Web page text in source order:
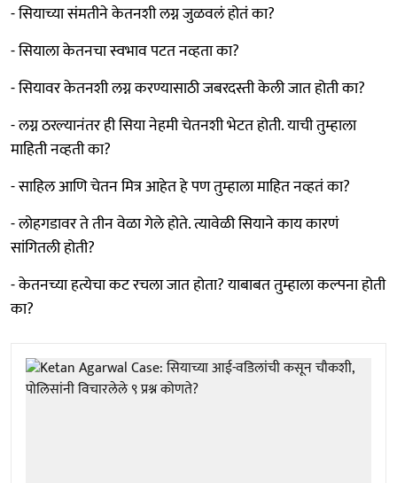
- सियाच्या संमतीने केतनशी लग्न जुळवलं होतं का?
- सियाला केतनचा स्वभाव पटत नव्हता का?
- सियावर केतनशी लग्न करण्यासाठी जबरदस्ती केली जात होती का?
- लग्न ठरल्यानंतर ही सिया नेहमी चेतनशी भेटत होती. याची तुम्हाला
माहिती नव्हती का?
- साहिल आणि चेतन मित्र आहेत हे पण तुम्हाला माहित नव्हतं का?
- लोहगडावर ते तीन वेळा गेले होते. त्यावेळी सियाने काय कारणं
सांगितली होती?
- केतनच्या हत्येचा कट रचला जात होता? याबाबत तुम्हाला कल्पना होती
का?